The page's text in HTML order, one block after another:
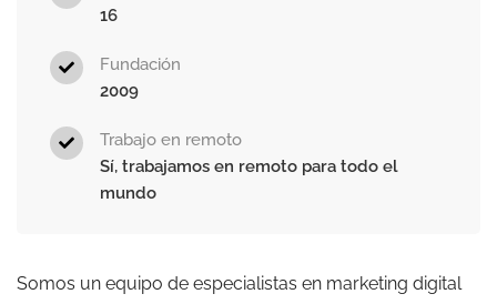
16
Fundación
2009
Trabajo en remoto
Sí, trabajamos en remoto para todo el
mundo
Somos un equipo de especialistas en marketing digital